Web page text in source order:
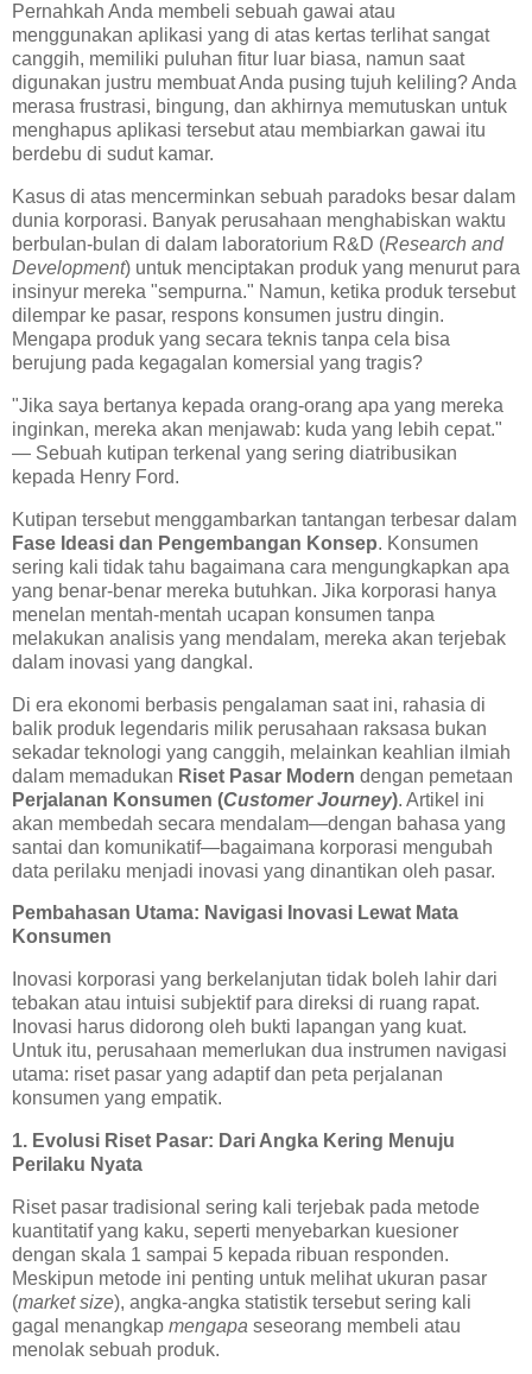
Pernahkah Anda membeli sebuah gawai atau
menggunakan aplikasi yang di atas kertas terlihat sangat
canggih, memiliki puluhan fitur luar biasa, namun saat
digunakan justru membuat Anda pusing tujuh keliling? Anda
merasa frustrasi, bingung, dan akhirnya memutuskan untuk
menghapus aplikasi tersebut atau membiarkan gawai itu
berdebu di sudut kamar.
Kasus di atas mencerminkan sebuah paradoks besar dalam
dunia korporasi. Banyak perusahaan menghabiskan waktu
berbulan-bulan di dalam laboratorium R&D (Research and
Development) untuk menciptakan produk yang menurut para
insinyur mereka "sempurna." Namun, ketika produk tersebut
dilempar ke pasar, respons konsumen justru dingin.
Mengapa produk yang secara teknis tanpa cela bisa
berujung pada kegagalan komersial yang tragis?
"Jika saya bertanya kepada orang-orang apa yang mereka
inginkan, mereka akan menjawab: kuda yang lebih cepat."
— Sebuah kutipan terkenal yang sering diatribusikan
kepada Henry Ford.
Kutipan tersebut menggambarkan tantangan terbesar dalam
Fase Ideasi dan Pengembangan Konsep. Konsumen
sering kali tidak tahu bagaimana cara mengungkapkan apa
yang benar-benar mereka butuhkan. Jika korporasi hanya
menelan mentah-mentah ucapan konsumen tanpa
melakukan analisis yang mendalam, mereka akan terjebak
dalam inovasi yang dangkal.
Di era ekonomi berbasis pengalaman saat ini, rahasia di
balik produk legendaris milik perusahaan raksasa bukan
sekadar teknologi yang canggih, melainkan keahlian ilmiah
dalam memadukan Riset Pasar Modern dengan pemetaan
Perjalanan Konsumen (Customer Journey). Artikel ini
akan membedah secara mendalam—dengan bahasa yang
santai dan komunikatif—bagaimana korporasi mengubah
data perilaku menjadi inovasi yang dinantikan oleh pasar.
Pembahasan Utama: Navigasi Inovasi Lewat Mata
Konsumen
Inovasi korporasi yang berkelanjutan tidak boleh lahir dari
tebakan atau intuisi subjektif para direksi di ruang rapat.
Inovasi harus didorong oleh bukti lapangan yang kuat.
Untuk itu, perusahaan memerlukan dua instrumen navigasi
utama: riset pasar yang adaptif dan peta perjalanan
konsumen yang empatik.
1. Evolusi Riset Pasar: Dari Angka Kering Menuju
Perilaku Nyata
Riset pasar tradisional sering kali terjebak pada metode
kuantitatif yang kaku, seperti menyebarkan kuesioner
dengan skala 1 sampai 5 kepada ribuan responden.
Meskipun metode ini penting untuk melihat ukuran pasar
(market size), angka-angka statistik tersebut sering kali
gagal menangkap mengapa seseorang membeli atau
menolak sebuah produk.